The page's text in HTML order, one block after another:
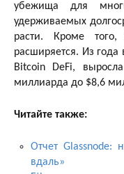
убежища для
удерживаемых
расти. Кроме того,
расширяется. Из года
Bitcoin DeFi,
миллиарда до $8,6
Читайте также:
Отчет Glassnode:
вдаль»